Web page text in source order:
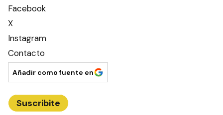
Facebook
X
Instagram
Contacto
Añadir como fuente en
Suscribite